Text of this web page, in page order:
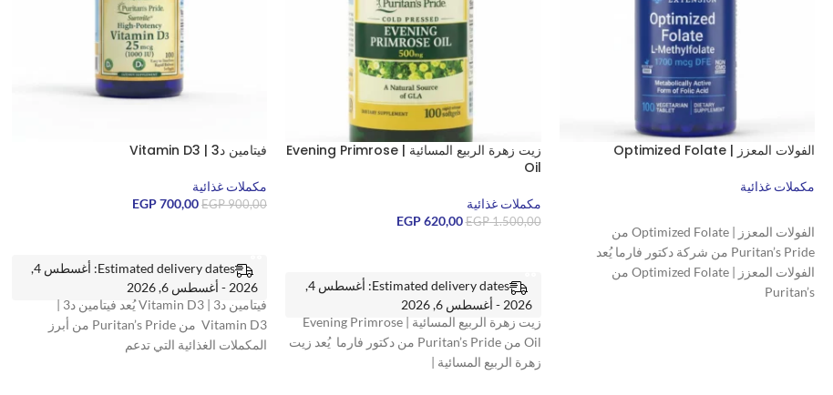
الفولات المعزز | Optimized Folate
مكملات غذائية
الفولات المعزز | Optimized Folate من
Puritan’s Pride من شركة دكتور فارما يُعد
الفولات المعزز | Optimized Folate من
Puritan’s
زيت زهرة الربيع المسائية | Evening Primrose
Oil
مكملات غذائية
EGP1.500,00
EGP620,00
Estimated delivery dates: أغسطس 4,
2026 - أغسطس 6, 2026
زيت زهرة الربيع المسائية | Evening Primrose
Oil من Puritan’s Pride من دكتور فارما يُعد زيت
زهرة الربيع المسائية |
فيتامين د3 | Vitamin D3
مكملات غذائية
EGP900,00
EGP700,00
Estimated delivery dates: أغسطس 4,
2026 - أغسطس 6, 2026
فيتامين د3 | Vitamin D3 يُعد فيتامين د3 |
Vitamin D3 من Puritan’s Pride من أبرز
المكملات الغذائية التي تدعم